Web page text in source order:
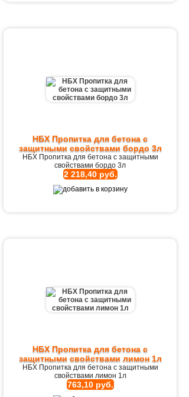
НБХ Пропитка для бетона с
защитными свойствами бордо 3л
НБХ Пропитка для бетона с защитными
свойствами бордо 3л
2 218,40 руб.
НБХ Пропитка для бетона с
защитными свойствами лимон 1л
НБХ Пропитка для бетона с защитными
свойствами лимон 1л
763,10 руб.